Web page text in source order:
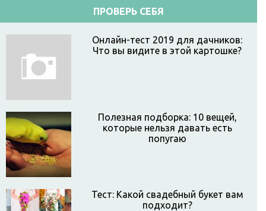
ПРОВЕРЬ СЕБЯ
Онлайн-тест 2019 для дачников:
Что вы видите в этой картошке?
Полезная подборка: 10 вещей,
которые нельзя давать есть
попугаю
Тест: Какой свадебный букет вам
подходит?